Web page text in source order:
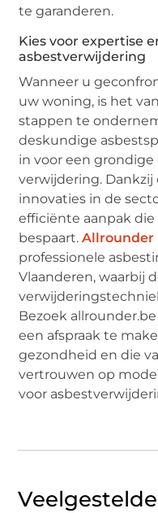
te garanderen.
Kies voor expertise
asbestverwijdering
Wanneer u
uw woning, is het
stappen te
deskundige
in voor een
verwijdering.
innovaties in de
efficiënte aanpak
bespaart.Allrounder
professionele
Vlaanderen, waarbij
Bezoek
een afspraak te
gezondheid en die
vertrouwen op
voor